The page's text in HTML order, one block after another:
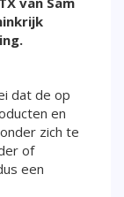
dat de op
en
zich te
of
een